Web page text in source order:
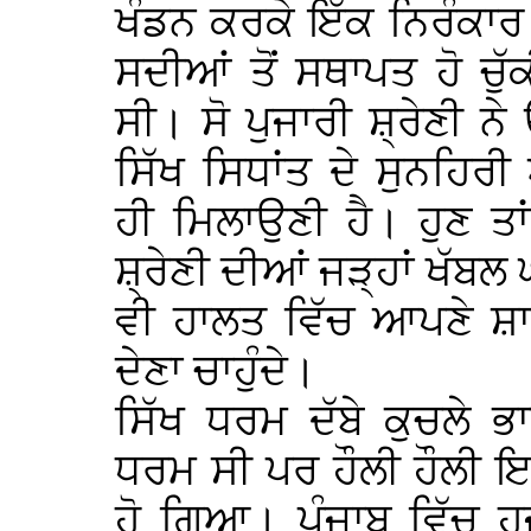
ਖੰਡਨ ਕਰਕੇ ਇੱਕ ਨਿਰੰਕਾਰ
ਸਦੀਆਂ ਤੋਂ ਸਥਾਪਤ ਹੋ
ਸੀ। ਸੋ ਪੁਜਾਰੀ ਸ਼੍ਰੇਣੀ
ਸਿੱਖ ਸਿਧਾਂਤ ਦੇ
ਹੀ ਮਿਲਾਉਣੀ ਹੈ। ਹੁਣ
ਸ਼੍ਰੇਣੀ ਦੀਆਂ ਜੜ੍ਹਾਂ
ਵੀ ਹਾਲਤ ਵਿੱਚ ਆਪਣੇ
ਦੇਣਾ ਚਾਹੁੰਦੇ।
ਸਿੱਖ ਧਰਮ ਦੱਬੇ ਕੁਚਲੇ
ਧਰਮ ਸੀ ਪਰ ਹੌਲੀ ਹੌਲੀ
ਹੋ ਗਿਆ। ਪੰਜਾਬ ਵਿੱਚ